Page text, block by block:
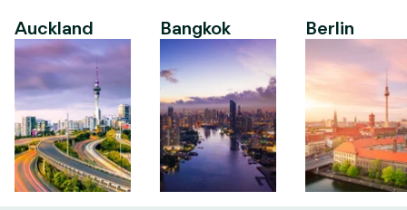
Auckland Bangkok Berlin